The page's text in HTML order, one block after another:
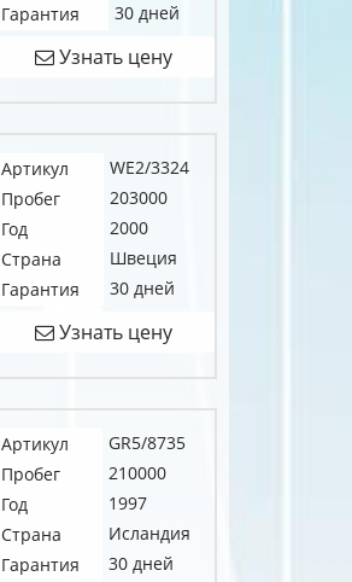
Гарантия
30 дней
Узнать цену
Артикул
WE2/3324
Пробег
203000
Год
2000
Страна
Швеция
Гарантия
30 дней
Узнать цену
Артикул
GR5/8735
Пробег
210000
Год
1997
Страна
Исландия
Гарантия
30 дней